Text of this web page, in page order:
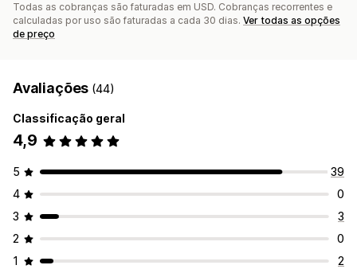
Todas as cobranças são faturadas em USD. Cobranças recorrentes e
calculadas por uso são faturadas a cada 30 dias. Ver todas as opções
de preço
Avaliações (44)
Classificação geral
4,9
5
39
4
0
3
3
2
0
1
2